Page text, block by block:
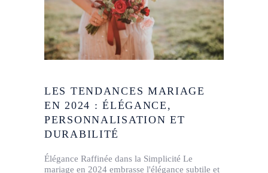
LES TENDANCES MARIAGE
EN 2024 : ÉLÉGANCE,
PERSONNALISATION ET
DURABILITÉ
Élégance Raffinée dans la Simplicité Le
mariage en 2024 embrasse l'élégance subtile et